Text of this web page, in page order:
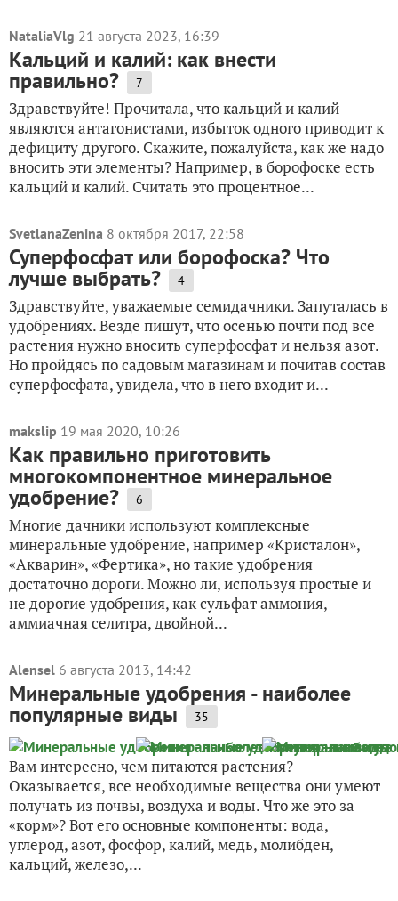
NataliaVlg 21 августа 2023, 16:39
Кальций и калий: как внести
правильно? 7
Здравствуйте! Прочитала, что кальций и калий
являются антагонистами, избыток одного приводит к
дефициту другого. Скажите, пожалуйста, как же надо
вносить эти элементы? Например, в борофоске есть
кальций и калий. Считать это процентное...
SvetlanaZenina 8 октября 2017, 22:58
Суперфосфат или борофоска? Что
лучше выбрать? 4
Здравствуйте, уважаемые семидачники. Запуталась в
удобрениях. Везде пишут, что осенью почти под все
растения нужно вносить суперфосфат и нельзя азот.
Но пройдясь по садовым магазинам и почитав состав
суперфосфата, увидела, что в него входит и...
makslip 19 мая 2020, 10:26
Как правильно приготовить
многокомпонентное минеральное
удобрение? 6
Многие дачники используют комплексные
минеральные удобрение, например «Кристалон»,
«Акварин», «Фертика», но такие удобрения
достаточно дороги. Можно ли, используя простые и
не дорогие удобрения, как сульфат аммония,
аммиачная селитра, двойной...
Alensel 6 августа 2013, 14:42
Минеральные удобрения - наиболее
популярные виды 35
Вам интересно, чем питаются растения?
Оказывается, все необходимые вещества они умеют
получать из почвы, воздуха и воды. Что же это за
«корм»? Вот его основные компоненты: вода,
углерод, азот, фосфор, калий, медь, молибден,
кальций, железо,...